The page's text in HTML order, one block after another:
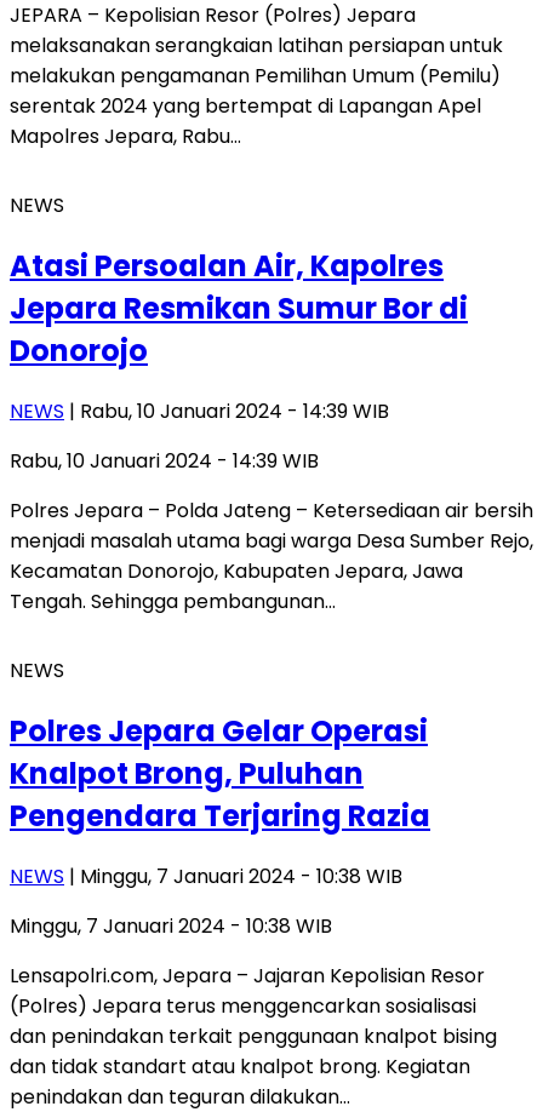
JEPARA – Kepolisian Resor (Polres) Jepara
melaksanakan serangkaian latihan persiapan untuk
melakukan pengamanan Pemilihan Umum (Pemilu)
serentak 2024 yang bertempat di Lapangan Apel
Mapolres Jepara, Rabu…
NEWS
Atasi Persoalan Air, Kapolres
Jepara Resmikan Sumur Bor di
Donorojo
NEWS | Rabu, 10 Januari 2024 - 14:39 WIB
Rabu, 10 Januari 2024 - 14:39 WIB
Polres Jepara – Polda Jateng – Ketersediaan air bersih
menjadi masalah utama bagi warga Desa Sumber Rejo,
Kecamatan Donorojo, Kabupaten Jepara, Jawa
Tengah. Sehingga pembangunan…
NEWS
Polres Jepara Gelar Operasi
Knalpot Brong, Puluhan
Pengendara Terjaring Razia
NEWS | Minggu, 7 Januari 2024 - 10:38 WIB
Minggu, 7 Januari 2024 - 10:38 WIB
Lensapolri.com, Jepara – Jajaran Kepolisian Resor
(Polres) Jepara terus menggencarkan sosialisasi
dan penindakan terkait penggunaan knalpot bising
dan tidak standart atau knalpot brong. Kegiatan
penindakan dan teguran dilakukan…